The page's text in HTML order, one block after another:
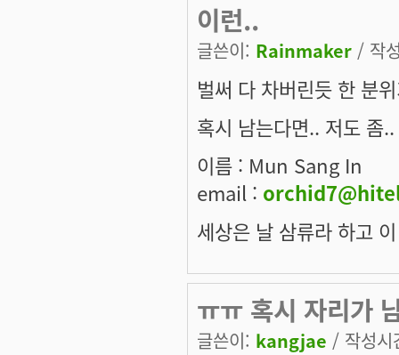
이런..
글쓴이: Rainmaker / 작
벌써 다 차버린듯 한 분
혹시 남는다면.. 저도 좀
이름 : Mun Sang In
email :
세상은 날 삼류라 하고
ㅠㅠ 혹시 자리가
글쓴이: kangjae / 작성